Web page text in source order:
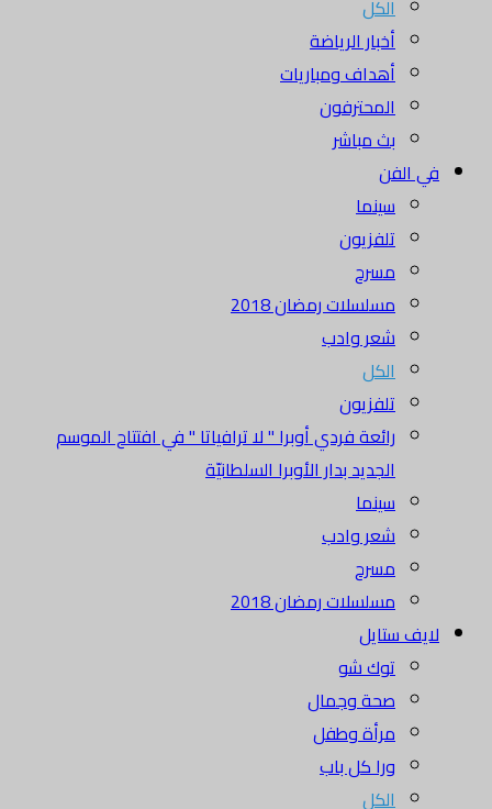
الكل
أخبار الرياضة
أهداف ومباريات
المحترفون
بث مباشر
في الفن
سينما
تلفزيون
مسرح
مسلسلات رمضان 2018
شعر وادب
الكل
تلفزيون
رائعة فردي أوبرا " لا ترافياتا " في افتتاح الموسم
الجديد بدار الأوبرا السلطانيّة
سينما
شعر وادب
مسرح
مسلسلات رمضان 2018
لايف ستايل
توك شو
صحة وجمال
مرأة وطفل
ورا كل باب
الكل